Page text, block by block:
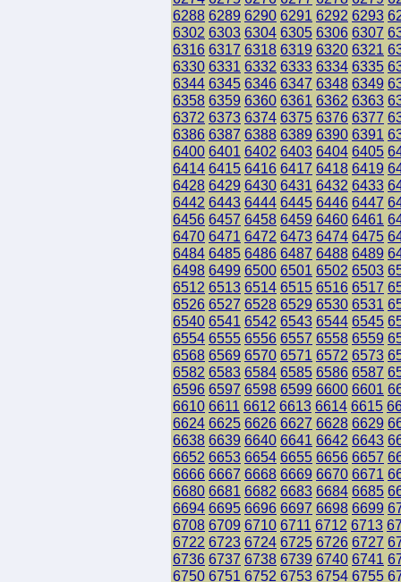
6288 6289 6290 6291 6292 6293
6302 6303 6304 6305 6306 6307
6316 6317 6318 6319 6320 6321
6330 6331 6332 6333 6334 6335
6344 6345 6346 6347 6348 6349
6358 6359 6360 6361 6362 6363
6372 6373 6374 6375 6376 6377
6386 6387 6388 6389 6390 6391
6400 6401 6402 6403 6404 6405
6414 6415 6416 6417 6418 6419
6428 6429 6430 6431 6432 6433
6442 6443 6444 6445 6446 6447
6456 6457 6458 6459 6460 6461
6470 6471 6472 6473 6474 6475
6484 6485 6486 6487 6488 6489
6498 6499 6500 6501 6502 6503
6512 6513 6514 6515 6516 6517
6526 6527 6528 6529 6530 6531
6540 6541 6542 6543 6544 6545
6554 6555 6556 6557 6558 6559
6568 6569 6570 6571 6572 6573
6582 6583 6584 6585 6586 6587
6596 6597 6598 6599 6600 6601
6610 6611 6612 6613 6614 6615
6624 6625 6626 6627 6628 6629
6638 6639 6640 6641 6642 6643
6652 6653 6654 6655 6656 6657
6666 6667 6668 6669 6670 6671
6680 6681 6682 6683 6684 6685
6694 6695 6696 6697 6698 6699
6708 6709 6710 6711 6712 6713
6722 6723 6724 6725 6726 6727
6736 6737 6738 6739 6740 6741
6750 6751 6752 6753 6754 6755